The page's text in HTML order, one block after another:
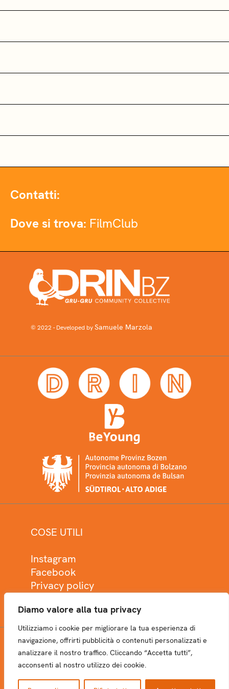
Diamo valore alla tua privacy
Utilizziamo i cookie per migliorare la tua esperienza di
navigazione, offrirti pubblicità o contenuti personalizzati e
analizzare il nostro traffico. Cliccando “Accetta tutti”,
acconsenti al nostro utilizzo dei cookie.
Contatti:
Dove si trova: FilmClub
© 2022 - Developed bySamuele Marzola
COSE UTILI
Instagram
Facebook
Privacy policy
NEWSLETTER